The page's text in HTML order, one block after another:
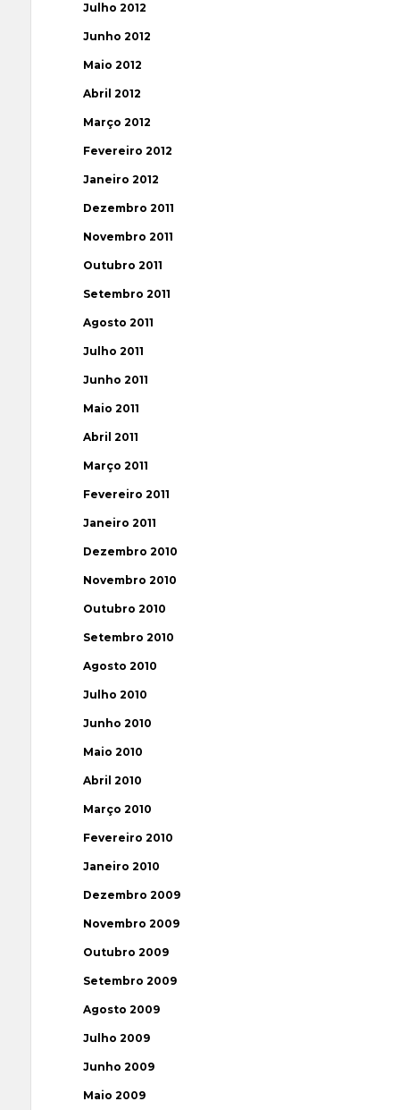
Julho 2012
Junho 2012
Maio 2012
Abril 2012
Março 2012
Fevereiro 2012
Janeiro 2012
Dezembro 2011
Novembro 2011
Outubro 2011
Setembro 2011
Agosto 2011
Julho 2011
Junho 2011
Maio 2011
Abril 2011
Março 2011
Fevereiro 2011
Janeiro 2011
Dezembro 2010
Novembro 2010
Outubro 2010
Setembro 2010
Agosto 2010
Julho 2010
Junho 2010
Maio 2010
Abril 2010
Março 2010
Fevereiro 2010
Janeiro 2010
Dezembro 2009
Novembro 2009
Outubro 2009
Setembro 2009
Agosto 2009
Julho 2009
Junho 2009
Maio 2009